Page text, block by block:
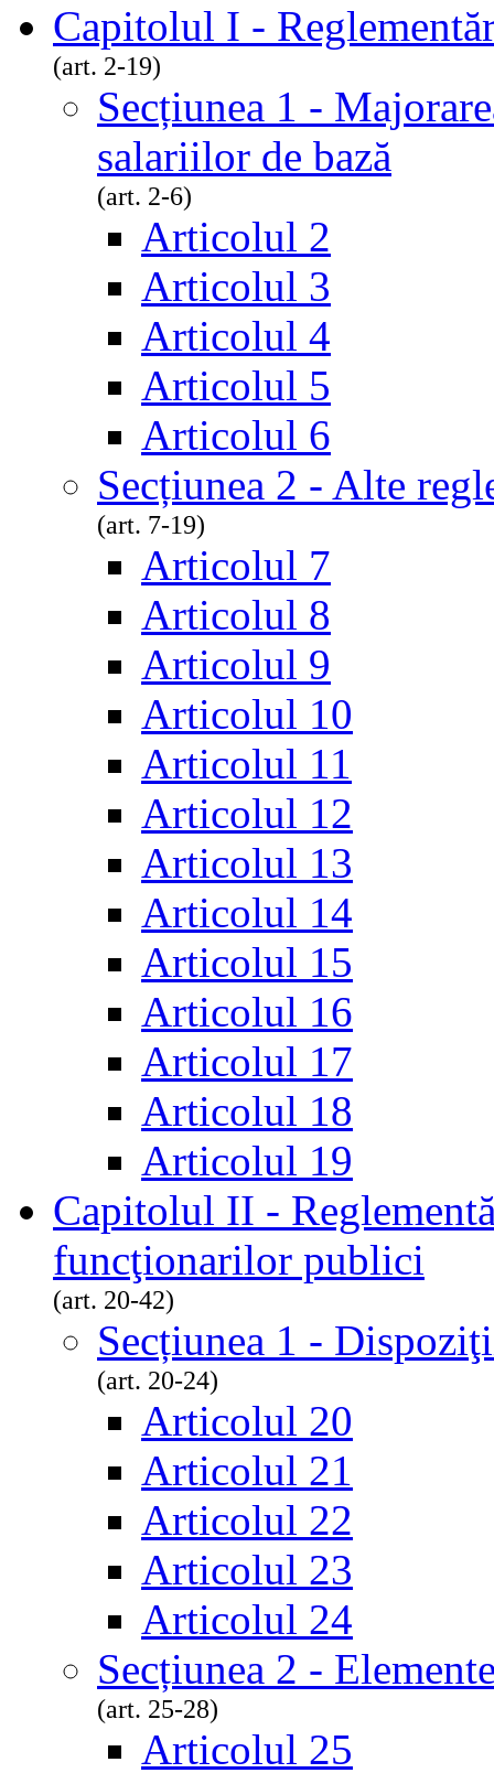
Capitolul I -
(art. 2-19)
Secțiunea 1 -
salariilor de bază
(art. 2-6)
Articolul 2
Articolul 3
Articolul 4
Articolul 5
Articolul 6
Secțiunea 2 - Alte
(art. 7-19)
Articolul 7
Articolul 8
Articolul 9
Articolul 10
Articolul 11
Articolul 12
Articolul 13
Articolul 14
Articolul 15
Articolul 16
Articolul 17
Articolul 18
Articolul 19
Capitolul II -
funcţionarilor publici
(art. 20-42)
Secțiunea 1 -
(art. 20-24)
Articolul 20
Articolul 21
Articolul 22
Articolul 23
Articolul 24
Secțiunea 2 -
(art. 25-28)
Articolul 25